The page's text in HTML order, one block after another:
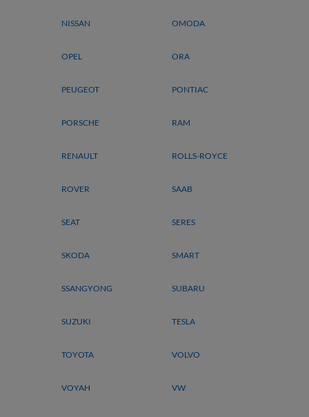
NISSAN OMODA
OPEL ORA
PEUGEOT PONTIAC
PORSCHE RAM
RENAULT ROLLS-ROYCE
ROVER SAAB
SEAT SERES
SKODA SMART
SSANGYONG SUBARU
SUZUKI TESLA
TOYOTA VOLVO
VOYAH VW